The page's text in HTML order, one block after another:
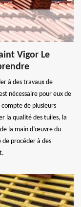
Vigor Le
à des travaux de
nécessaire pour eux de
de plusieurs
la qualité des tuiles, la
la main d’œuvre du
procéder à des